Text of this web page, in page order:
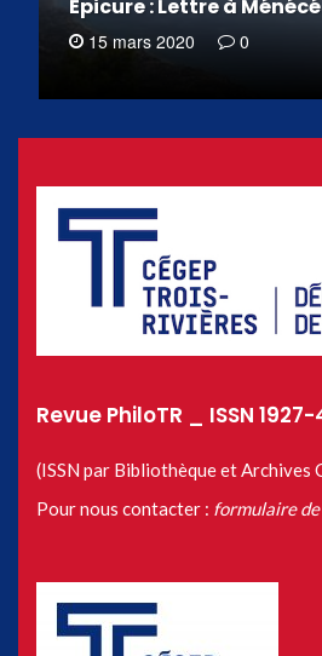
Épicure : Lettre à
15 mars 2020 0
Revue PhiloTR _ ISSN 1927-
(ISSN par Bibliothèque et Archives
Pour nous contacter : formulaire